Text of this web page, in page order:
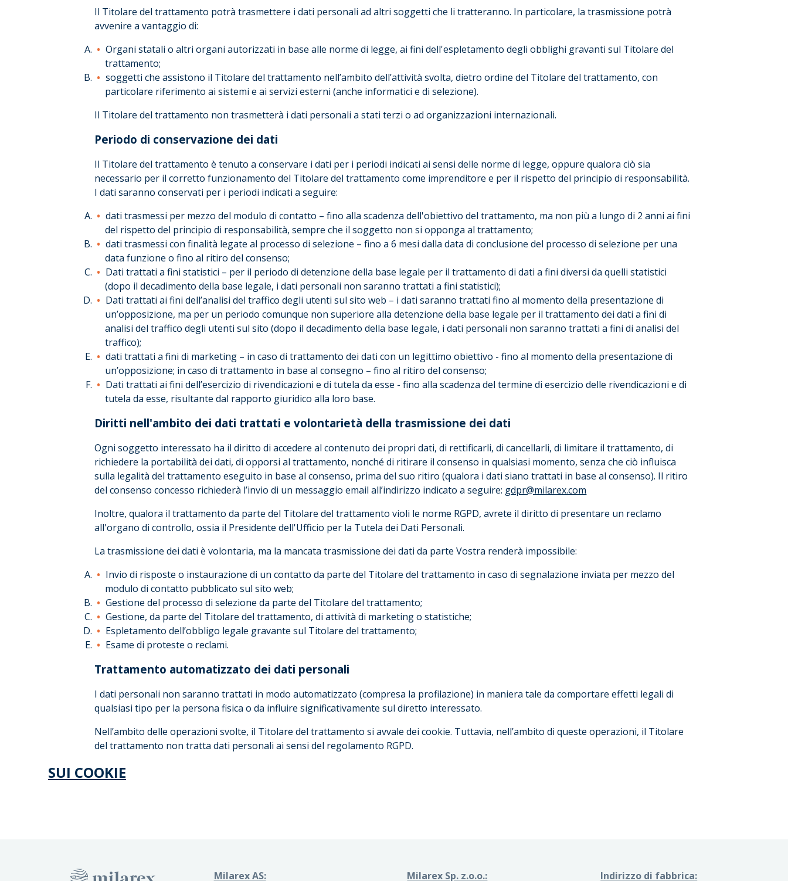
Il Titolare del trattamento potrà trasmettere i dati personali ad altri soggetti che li tratteranno. In particolare, la trasmissione potrà
avvenire a vantaggio di:
Organi statali o altri organi autorizzati in base alle norme di legge, ai fini dell'espletamento degli obblighi gravanti sul Titolare del
trattamento;
soggetti che assistono il Titolare del trattamento nell’ambito dell’attività svolta, dietro ordine del Titolare del trattamento, con
particolare riferimento ai sistemi e ai servizi esterni (anche informatici e di selezione).
Il Titolare del trattamento non trasmetterà i dati personali a stati terzi o ad organizzazioni internazionali.
Periodo di conservazione dei dati
Il Titolare del trattamento è tenuto a conservare i dati per i periodi indicati ai sensi delle norme di legge, oppure qualora ciò sia
necessario per il corretto funzionamento del Titolare del trattamento come imprenditore e per il rispetto del principio di responsabilità.
I dati saranno conservati per i periodi indicati a seguire:
dati trasmessi per mezzo del modulo di contatto – fino alla scadenza dell'obiettivo del trattamento, ma non più a lungo di 2 anni ai fini
del rispetto del principio di responsabilità, sempre che il soggetto non si opponga al trattamento;
dati trasmessi con finalità legate al processo di selezione – fino a 6 mesi dalla data di conclusione del processo di selezione per una
data funzione o fino al ritiro del consenso;
Dati trattati a fini statistici – per il periodo di detenzione della base legale per il trattamento di dati a fini diversi da quelli statistici
(dopo il decadimento della base legale, i dati personali non saranno trattati a fini statistici);
Dati trattati ai fini dell’analisi del traffico degli utenti sul sito web – i dati saranno trattati fino al momento della presentazione di
un’opposizione, ma per un periodo comunque non superiore alla detenzione della base legale per il trattamento dei dati a fini di
analisi del traffico degli utenti sul sito (dopo il decadimento della base legale, i dati personali non saranno trattati a fini di analisi del
traffico);
dati trattati a fini di marketing – in caso di trattamento dei dati con un legittimo obiettivo - fino al momento della presentazione di
un’opposizione; in caso di trattamento in base al consegno – fino al ritiro del consenso;
Dati trattati ai fini dell’esercizio di rivendicazioni e di tutela da esse - fino alla scadenza del termine di esercizio delle rivendicazioni e di
tutela da esse, risultante dal rapporto giuridico alla loro base.
Diritti nell'ambito dei dati trattati e volontarietà della trasmissione dei dati
Ogni soggetto interessato ha il diritto di accedere al contenuto dei propri dati, di rettificarli, di cancellarli, di limitare il trattamento, di
richiedere la portabilità dei dati, di opporsi al trattamento, nonché di ritirare il consenso in qualsiasi momento, senza che ciò influisca
sulla legalità del trattamento eseguito in base al consenso, prima del suo ritiro (qualora i dati siano trattati in base al consenso). Il ritiro
del consenso concesso richiederà l’invio di un messaggio email all’indirizzo indicato a seguire: gdpr@milarex.com
Inoltre, qualora il trattamento da parte del Titolare del trattamento violi le norme RGPD, avrete il diritto di presentare un reclamo
all'organo di controllo, ossia il Presidente dell'Ufficio per la Tutela dei Dati Personali.
La trasmissione dei dati è volontaria, ma la mancata trasmissione dei dati da parte Vostra renderà impossibile:
Invio di risposte o instaurazione di un contatto da parte del Titolare del trattamento in caso di segnalazione inviata per mezzo del
modulo di contatto pubblicato sul sito web;
Gestione del processo di selezione da parte del Titolare del trattamento;
Gestione, da parte del Titolare del trattamento, di attività di marketing o statistiche;
Espletamento dell’obbligo legale gravante sul Titolare del trattamento;
Esame di proteste o reclami.
Trattamento automatizzato dei dati personali
I dati personali non saranno trattati in modo automatizzato (compresa la profilazione) in maniera tale da comportare effetti legali di
qualsiasi tipo per la persona fisica o da influire significativamente sul diretto interessato.
Nell’ambito delle operazioni svolte, il Titolare del trattamento si avvale dei cookie. Tuttavia, nell’ambito di queste operazioni, il Titolare
del trattamento non tratta dati personali ai sensi del regolamento RGPD.
SUI COOKIE
Milarex AS: Milarex Sp. z.o.o.: Indirizzo di fabbrica: